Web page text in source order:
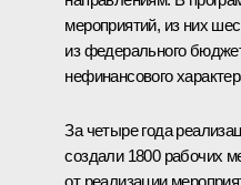
мероприятий, из них
из федерального
нефинансового
За четыре года
создали 1800 рабочих
от реализации